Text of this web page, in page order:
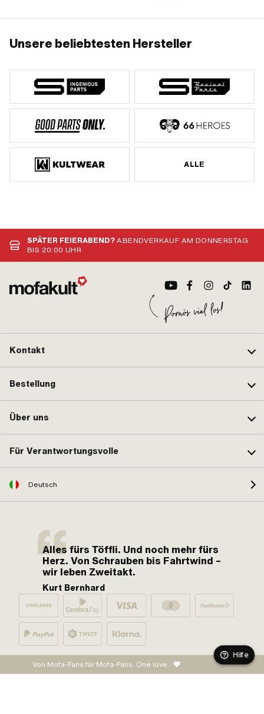
Unsere beliebtesten Hersteller
ALLE
SPÄTER FEIERABEND?ABENDVERKAUF AM DONNERSTAG
BIS 20:00 UHR
Kontakt
Bestellung
Über uns
Für Verantwortungsvolle
Deutsch
Alles fürs Töffli. Und noch mehr fürs
Herz. Von Schrauben bis Fahrtwind –
wir leben Zweitakt.
Kurt Bernhard
Von Mofa-Fans für Mofa-Fans. One love.
Hilfe